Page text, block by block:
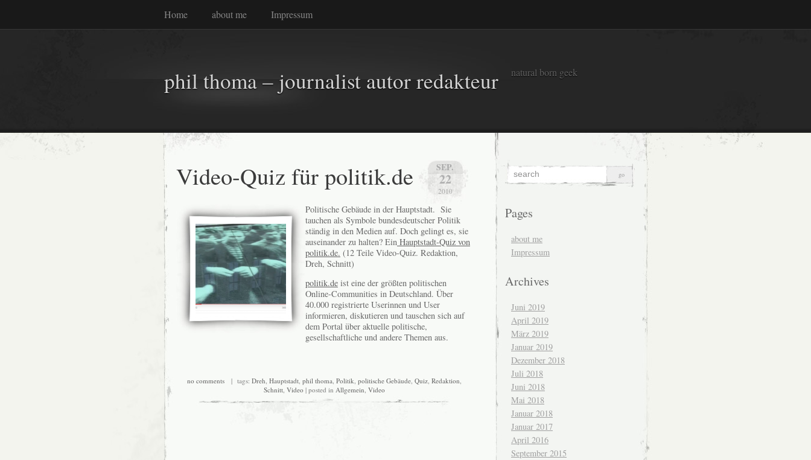
Home about me Impressum
phil thoma – journalist autor redakteur natural born geek
SEP.
22
2010
Video-Quiz für politik.de
Politische Gebäude in der Hauptstadt. Sie
tauchen als Symbole bundesdeutscher Politik
ständig in den Medien auf. Doch gelingt es, sie
auseinander zu halten? Ein Hauptstadt-Quiz von
politik.de. (12 Teile Video-Quiz. Redaktion,
Dreh, Schnitt)
politik.de ist eine der größten politischen
Online-Communities in Deutschland. Über
40.000 registrierte Userinnen und User
informieren, diskutieren und tauschen sich auf
dem Portal über aktuelle politische,
gesellschaftliche und andere Themen aus.
no comments| tags: Dreh Hauptstadt, phil thoma Politik politische Gebäude, Quiz, Redaktion
Schnitt, Video| posted in Allgemein Video
Pages
about me
Impressum
Archives
Juni 2019
April 2019
März 2019
Januar 2019
Dezember 2018
Juli 2018
Juni 2018
Mai 2018
Januar 2018
Januar 2017
April 2016
September 2015